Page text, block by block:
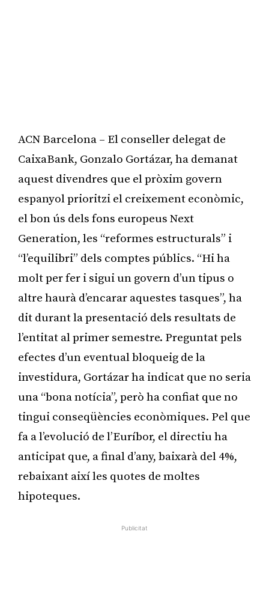
ACN Barcelona – El conseller delegat de
CaixaBank, Gonzalo Gortázar, ha demanat
aquest divendres que el pròxim govern
espanyol prioritzi el creixement econòmic,
el bon ús dels fons europeus Next
Generation, les “reformes estructurals” i
“l’equilibri” dels comptes públics. “Hi ha
molt per fer i sigui un govern d’un tipus o
altre haurà d’encarar aquestes tasques”, ha
dit durant la presentació dels resultats de
l’entitat al primer semestre. Preguntat pels
efectes d’un eventual bloqueig de la
investidura, Gortázar ha indicat que no seria
una “bona notícia”, però ha confiat que no
tingui conseqüències econòmiques. Pel que
fa a l’evolució de l’Euríbor, el directiu ha
anticipat que, a final d’any, baixarà del 4%,
rebaixant així les quotes de moltes
hipoteques.
Publicitat